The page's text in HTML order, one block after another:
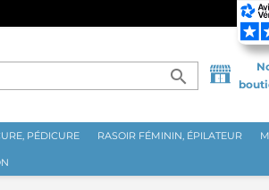
search
PÉDICURE RASOIR FÉMININ, ÉPILATEUR